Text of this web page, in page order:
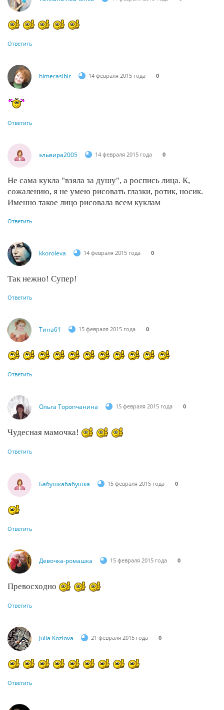
Ответить
himerasibir 14 февраля 2015 года 0
Ответить
эльвира2005 14 февраля 2015 года 0
Не сама кукла "взяла за душу", а роспись лица. К,
сожалению, я не умею рисовать глазки, ротик, носик.
Именно такое лицо рисовала всем куклам
Ответить
kkoroleva 14 февраля 2015 года 0
Так нежно! Супер!
Ответить
Тина61 15 февраля 2015 года 0
Ответить
Ольга Торопчанина 15 февраля 2015 года 0
Чудесная мамочка!
Ответить
Бабушкабабушка 15 февраля 2015 года 0
Ответить
Девочка-ромашка 15 февраля 2015 года 0
Превосходно
Ответить
Julia Kozlova 21 февраля 2015 года 0
Ответить